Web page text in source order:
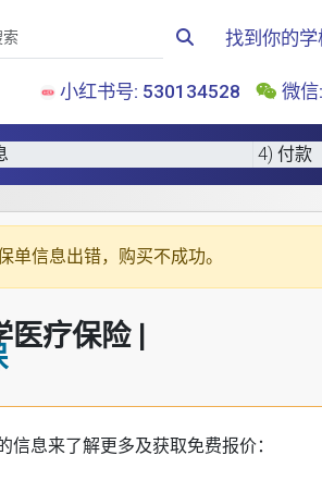
找到你的学
小红书号: 530134528 微
4) 付款
单信息出错，购买不成功。
疗保险 |
息来了解更多及获取免费报价：